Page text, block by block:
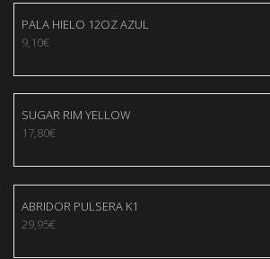
PALA HIELO 12OZ AZUL
9,10€
SUGAR RIM YELLOW
17,80€
ABRIDOR PULSERA K1
29,95€